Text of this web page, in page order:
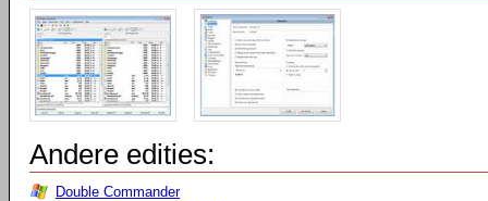
Andere edities:
Double Commander